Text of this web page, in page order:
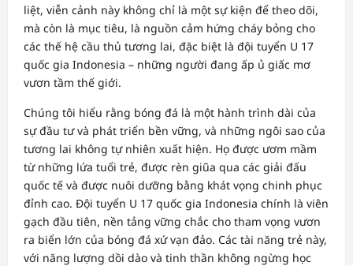
liệt, viễn cảnh này không chỉ là một sự kiện để theo dõi,
mà còn là mục tiêu, là nguồn cảm hứng cháy bỏng cho
các thế hệ cầu thủ tương lai, đặc biệt là đội tuyển U 17
quốc gia Indonesia – những người đang ấp ủ giấc mơ
vươn tầm thế giới.
Chúng tôi hiểu rằng bóng đá là một hành trình dài của
sự đầu tư và phát triển bền vững, và những ngôi sao của
tương lai không tự nhiên xuất hiện. Họ được ươm mầm
từ những lứa tuổi trẻ, được rèn giũa qua các giải đấu
quốc tế và được nuôi dưỡng bằng khát vọng chinh phục
đỉnh cao. Đội tuyển U 17 quốc gia Indonesia chính là viên
gạch đầu tiên, nền tảng vững chắc cho tham vọng vươn
ra biển lớn của bóng đá xứ vạn đảo. Các tài năng trẻ này,
với năng lượng dồi dào và tinh thần không ngừng học